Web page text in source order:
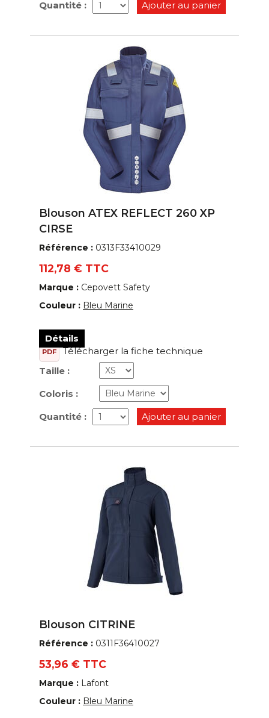
Quantité : Ajouter au panier
Blouson ATEX REFLECT 260 XP
CIRSE
Référence : 0313F33410029
112,78 € TTC
Marque : Cepovett Safety
Couleur : Bleu Marine
Détails
PDF
Télécharger la fiche technique
Taille :
Coloris :
Quantité : Ajouter au panier
Blouson CITRINE
Référence : 0311F36410027
53,96 € TTC
Marque : Lafont
Couleur : Bleu Marine